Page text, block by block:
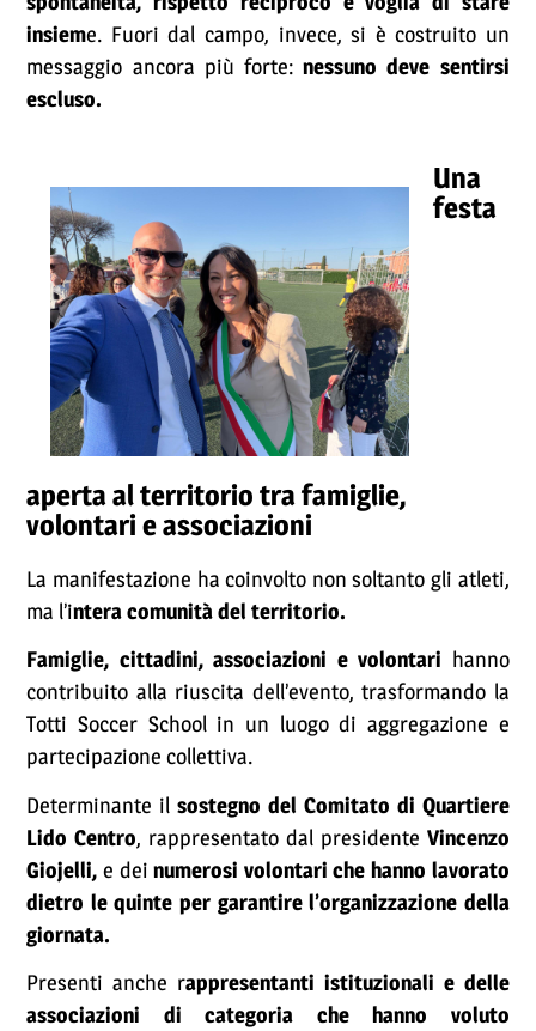
insieme. Fuori dal campo, invece, si è costruito un
messaggio ancora più forte:nessuno deve sentirsi
escluso.
Una
festa
aperta al territorio tra famiglie,
volontari e associazioni
La manifestazione ha coinvolto non soltanto gli atleti,
ma l’intera comunità del territorio.
Famiglie, cittadini, associazioni e volontari hanno
contribuito alla riuscita dell’evento, trasformando la
Totti Soccer School in un luogo di aggregazione e
partecipazione collettiva.
Determinante ilsostegno del Comitato di Quartiere
Lido Centro, rappresentato dal presidente Vincenzo
Giojelli, e deinumerosi volontari che hanno lavorato
dietro le quinte per garantire l’organizzazione della
giornata.
Presenti anche rappresentanti istituzionali e delle
associazioni di categoria che hanno voluto